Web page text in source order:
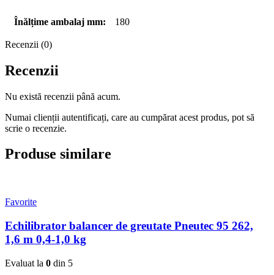
Înălțime ambalaj mm: 180
Recenzii (0)
Recenzii
Nu există recenzii până acum.
Numai clienții autentificați, care au cumpărat acest produs, pot să
scrie o recenzie.
Produse similare
Favorite
Echilibrator balancer de greutate Pneutec 95 262,
1,6 m 0,4-1,0 kg
Evaluat la 0 din 5